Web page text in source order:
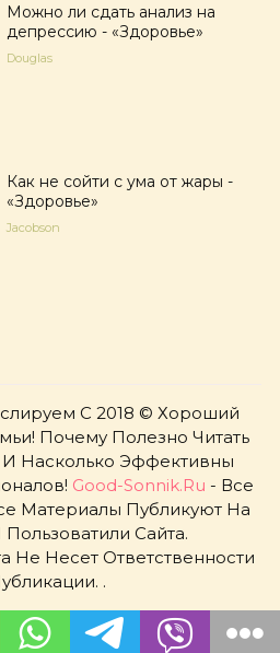
Можно ли сдать анализ на
депрессию - «Здоровье»
Douglas
Как не сойти с ума от жары -
«Здоровье»
Jacobson
С 2018 © Хороший
Почему Полезно Читать
Насколько Эффективны
Good-Sonnik.ru - Все
Материалы Публикуют На
Пользоватили Сайта.
Не Несет Ответственности
.